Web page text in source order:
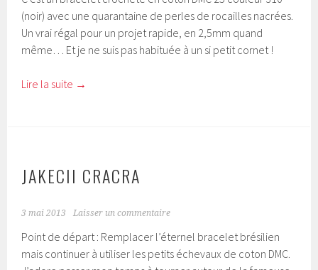
(noir) avec une quarantaine de perles de rocailles nacrées.
Un vrai régal pour un projet rapide, en 2,5mm quand
même… Et je ne suis pas habituée à un si petit cornet !
Lire la suite →
JAKECII CRACRA
3 mai 2013 Laisser un commentaire
Point de départ : Remplacer l’éternel bracelet brésilien
mais continuer à utiliser les petits échevaux de coton DMC.